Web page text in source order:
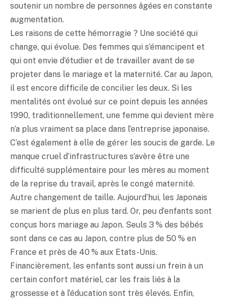
soutenir un nombre de personnes âgées en constante
augmentation.
Les raisons de cette hémorragie ? Une société qui
change, qui évolue. Des femmes qui s’émancipent et
qui ont envie d’étudier et de travailler avant de se
projeter dans le mariage et la maternité. Car au Japon,
il est encore difficile de concilier les deux. Si les
mentalités ont évolué sur ce point depuis les années
1990, traditionnellement, une femme qui devient mère
n’a plus vraiment sa place dans l’entreprise japonaise.
C’est également à elle de gérer les soucis de garde. Le
manque cruel d’infrastructures s’avère être une
difficulté supplémentaire pour les mères au moment
de la reprise du travail, après le congé maternité.
Autre changement de taille. Aujourd’hui, les Japonais
se marient de plus en plus tard. Or, peu d’enfants sont
conçus hors mariage au Japon. Seuls 3 % des bébés
sont dans ce cas au Japon, contre plus de 50 % en
France et près de 40 % aux Etats-Unis.
Financièrement, les enfants sont aussi un frein à un
certain confort matériel, car les frais liés à la
grossesse et à l’éducation sont très élevés. Enfin,